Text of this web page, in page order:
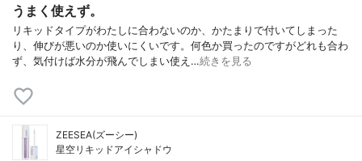
うまく使えず。
リキッドタイプがわたしに合わないのか、かたまりで付いてしまった
り、伸びが悪いのか使いにくいです。何色か買ったのですがどれも合わ
ず、気付けば水分が飛んでしまい使え…続きを見る
ZEESEA(ズーシー)
星空リキッドアイシャドウ